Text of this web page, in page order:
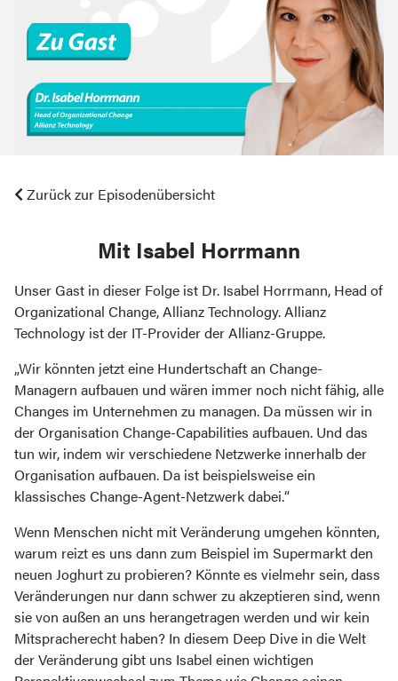
Zurück zur Episodenübersicht
mit Isabel Horrmann
Unser Gast in dieser Folge ist Dr. Isabel Horrmann, Head of
Organizational Change, Allianz Technology. Allianz
Technology ist der IT-Provider der Allianz-Gruppe.
„Wir könnten jetzt eine Hundertschaft an Change-
Managern aufbauen und wären immer noch nicht fähig, alle
Changes im Unternehmen zu managen. Da müssen wir in
der Organisation Change-Capabilities aufbauen. Und das
tun wir, indem wir verschiedene Netzwerke innerhalb der
Organisation aufbauen. Da ist beispielsweise ein
klassisches Change-Agent-Netzwerk dabei.“
Wenn Menschen nicht mit Veränderung umgehen könnten,
warum reizt es uns dann zum Beispiel im Supermarkt den
neuen Joghurt zu probieren? Könnte es vielmehr sein, dass
Veränderungen nur dann schwer zu akzeptieren sind, wenn
sie von außen an uns herangetragen werden und wir kein
Mitspracherecht haben? In diesem Deep Dive in die Welt
der Veränderung gibt uns Isabel einen wichtigen